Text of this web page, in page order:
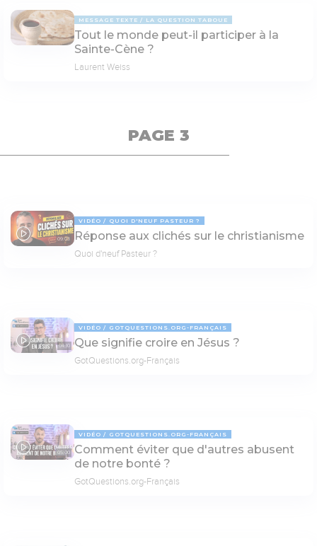
MESSAGE TEXTE LA QUESTION TABOUE
Tout le monde peut-il participer à la
Sainte-Cène ?
Laurent Weiss
PAGE 3
09:03
VIDÉO QUOI D'NEUF PASTEUR ?
Réponse aux clichés sur le christianisme
Quoi d'neuf Pasteur ?
04:10
VIDÉO GOTQUESTIONS.ORG-FRANÇAIS
Que signifie croire en Jésus ?
GotQuestions.org-Français
05:00
VIDÉO GOTQUESTIONS.ORG-FRANÇAIS
Comment éviter que d'autres abusent
de notre bonté ?
GotQuestions.org-Français